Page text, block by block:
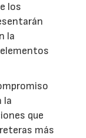
los
la
la
que
más